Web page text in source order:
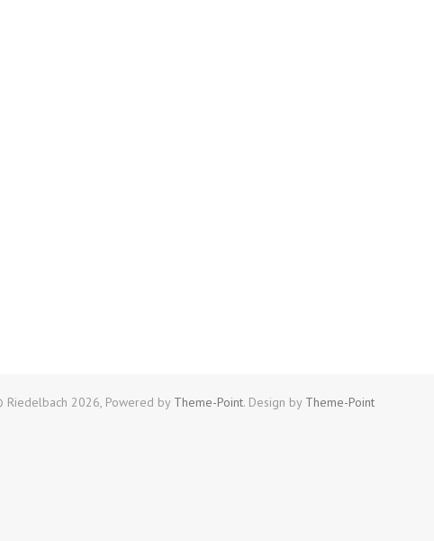
Riedelbach 2026, Powered by Theme-Point. Design by Theme-Point